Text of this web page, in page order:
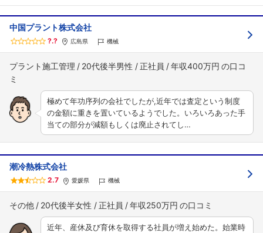
中国プラント株式会社
?.? 広島県 機械
プラント施工管理 20代後半男性 正社員 年収400万円
極めて年功序列の会社でしたが,近年では査定という制度
の金額に重きを置いているようでした。いろいろあった手
当ての部分が減額もしくは廃止されてし…
潮冷熱株式会社
2.7 愛媛県 機械
その他 20代後半女性 正社員 年収250万円
近年、産休及び育休を取得する社員が増え始めた。始業時